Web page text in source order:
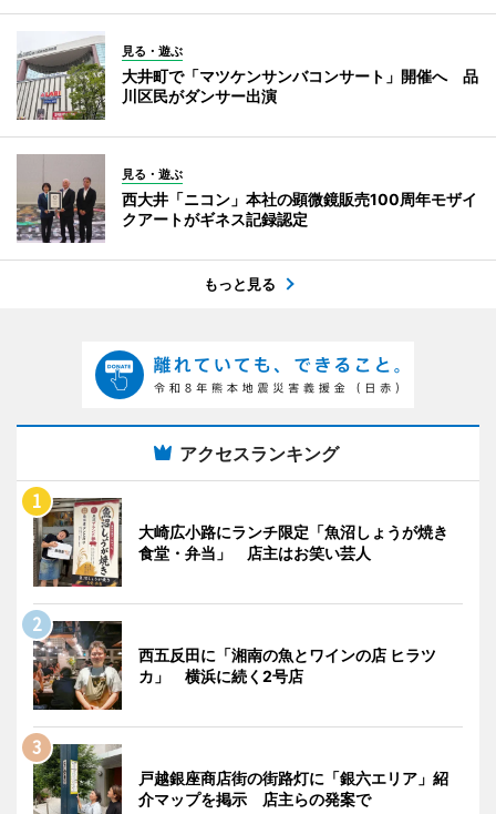
見る・遊ぶ
大井町で「マツケンサンバコンサート」開催へ 品
川区民がダンサー出演
見る・遊ぶ
西大井「ニコン」本社の顕微鏡販売100周年モザイ
クアートがギネス記録認定
もっと見る
アクセスランキング
大崎広小路にランチ限定「魚沼しょうが焼き
食堂・弁当」 店主はお笑い芸人
西五反田に「湘南の魚とワインの店 ヒラツ
カ」 横浜に続く2号店
戸越銀座商店街の街路灯に「銀六エリア」紹
介マップを掲示 店主らの発案で